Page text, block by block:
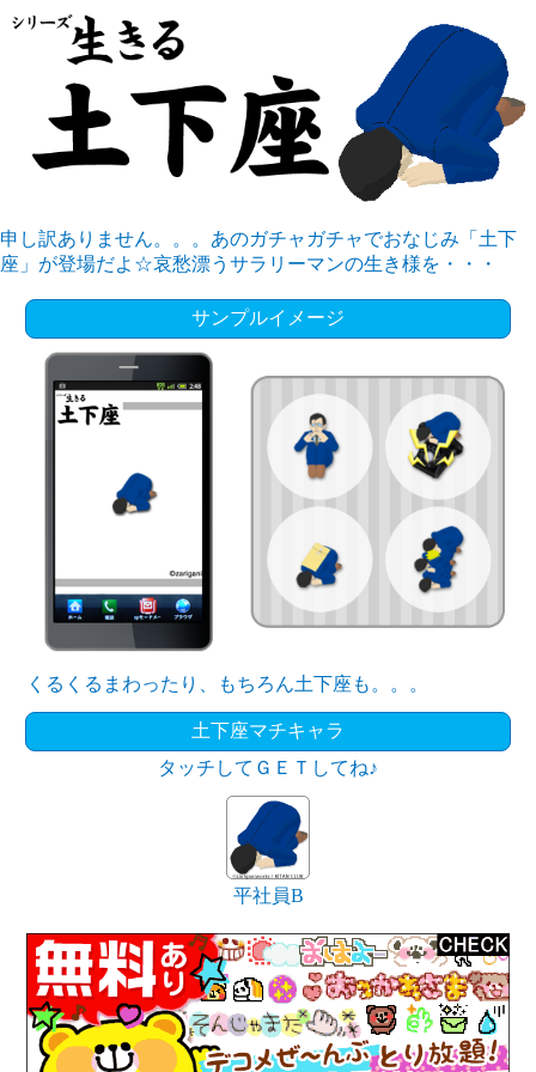
申し訳ありません。。。あのガチャガチャでおなじみ「土下
座」が登場だよ☆哀愁漂うサラリーマンの生き様を・・・
サンプルイメージ
くるくるまわったり、もちろん土下座も。。。
土下座マチキャラ
タッチしてＧＥＴしてね♪
平社員B